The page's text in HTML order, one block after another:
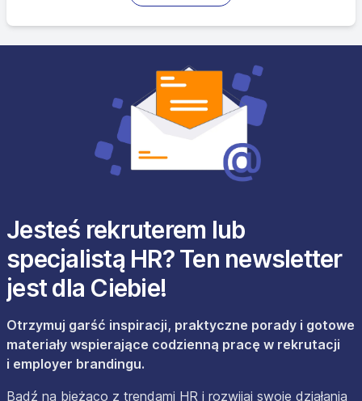
Jesteś rekruterem lub
specjalistą HR? Ten newsletter
jest dla Ciebie!
Otrzymuj garść inspiracji, praktyczne porady i gotowe
materiały wspierające codzienną pracę w rekrutacji
i employer brandingu.
Bądź na bieżąco z trendami HR i rozwijaj swoje działania